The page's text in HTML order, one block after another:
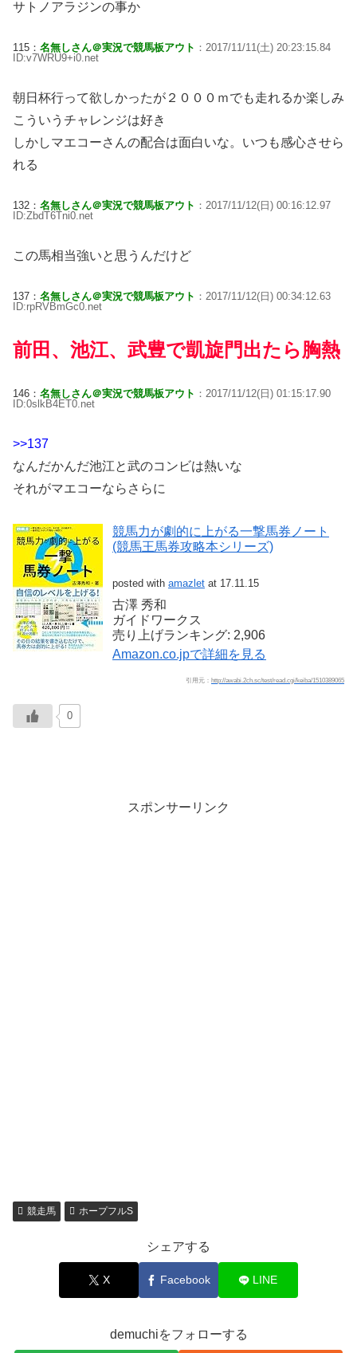
サトノアラジンの事か
115： 名無しさん＠実況で競馬板アウト ：2017/11/11(土) 20:23:15.84
ID:v7WRU9+i0.net
朝日杯行って欲しかったが２０００ｍでも走れるか楽しみ
こういうチャレンジは好き
しかしマエコーさんの配合は面白いな。いつも感心させら
れる
132： 名無しさん＠実況で競馬板アウト ：2017/11/12(日) 00:16:12.97
ID:ZbdT6Tni0.net
この馬相当強いと思うんだけど
137： 名無しさん＠実況で競馬板アウト ：2017/11/12(日) 00:34:12.63
ID:rpRVBmGc0.net
前田、池江、武豊で凱旋門出たら胸熱
146： 名無しさん＠実況で競馬板アウト ：2017/11/12(日) 01:15:17.90
ID:0slkB4ET0.net
>>137
なんだかんだ池江と武のコンビは熱いな
それがマエコーならさらに
競馬力が劇的に上がる一撃馬券ノート
(競馬王馬券攻略本シリーズ)
posted with amazlet at 17.11.15
古澤 秀和
ガイドワークス
売り上げランキング: 2,906
Amazon.co.jpで詳細を見る
引用元： http://awabi.2ch.sc/test/read.cgi/keiba/1510389065
0
スポンサーリンク
競走馬 ホープフルS
シェアする
X Facebook LINE
demuchiをフォローする